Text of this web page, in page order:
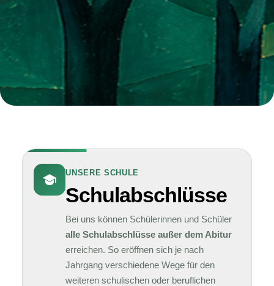
UNSERE SCHULE
Schulabschlüsse
Bei uns können Schülerinnen und Schüler
alle Schulabschlüsse außer dem Abitur
erreichen. So eröffnen sich je nach
Jahrgang verschiedene Wege für den
weiteren schulischen oder beruflichen